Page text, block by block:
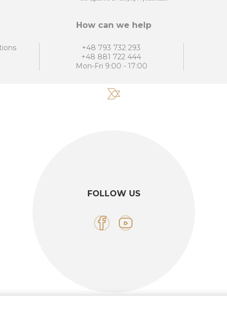
How can we help
+48 793 732 293
+48 881 722 444
Mon-Fri 9:00 - 17:00
FOLLOW US